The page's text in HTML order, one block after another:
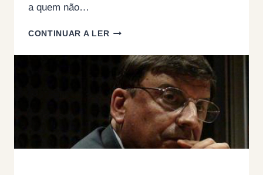
a quem não…
CONTINUAR A LERDIA
SNS
O
CAMINHO
DO
DIA
NACIONAL